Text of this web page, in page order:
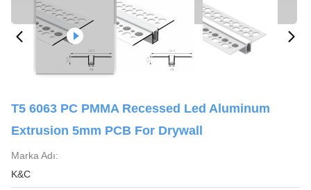
T5 6063 PC PMMA Recessed Led Aluminum
Extrusion 5mm PCB For Drywall
Marka Adı:
K&C